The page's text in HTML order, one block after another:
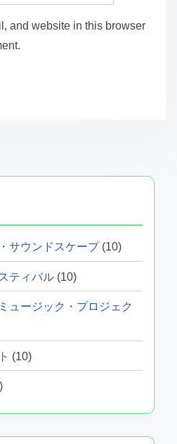
and website in this browser
サウンドスケープ(10)
ティバル (10)
ュージック・プロジェク
(10)